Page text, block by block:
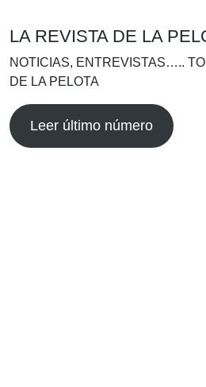
LA REVISTA DE LA
NOTICIAS, ENTREVISTAS…..
DE LA PELOTA
Leer último número